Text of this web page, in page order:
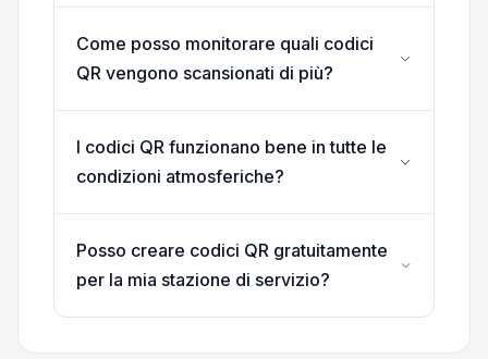
Come posso monitorare quali codici
QR vengono scansionati di più?
I codici QR funzionano bene in tutte le
condizioni atmosferiche?
Posso creare codici QR gratuitamente
per la mia stazione di servizio?